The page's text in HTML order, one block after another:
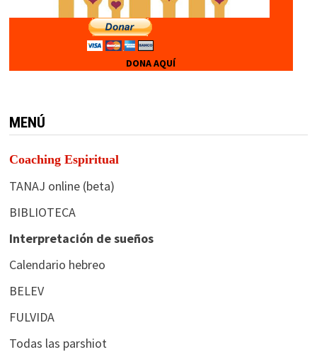
DONA AQUÍ
MENÚ
Coaching Espiritual
TANAJ online (beta)
BIBLIOTECA
Interpretación de sueños
Calendario hebreo
BELEV
FULVIDA
Todas las parshiot